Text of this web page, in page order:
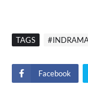
TAGS
Facebook